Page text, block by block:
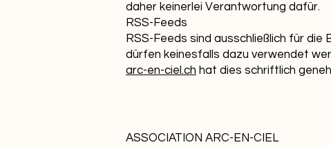
daher keinerlei Verantwortung dafür.
RSS-Feeds
RSS-Feeds sind ausschließlich für
dürfen keinesfalls dazu verwendet
arc-en-ciel.ch hat dies schriftlich
ASSOCIATION ARC-EN-CIEL